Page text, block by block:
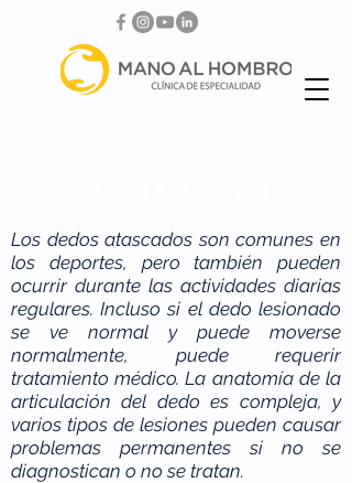
Los dedos atascados son comunes en
los deportes, pero también pueden
ocurrir durante las actividades diarias
regulares. Incluso si el dedo lesionado
se ve normal y puede moverse
normalmente, puede requerir
tratamiento médico. La anatomía de la
articulación del dedo es compleja, y
varios tipos de lesiones pueden causar
problemas permanentes si no se
diagnostican o no se tratan.